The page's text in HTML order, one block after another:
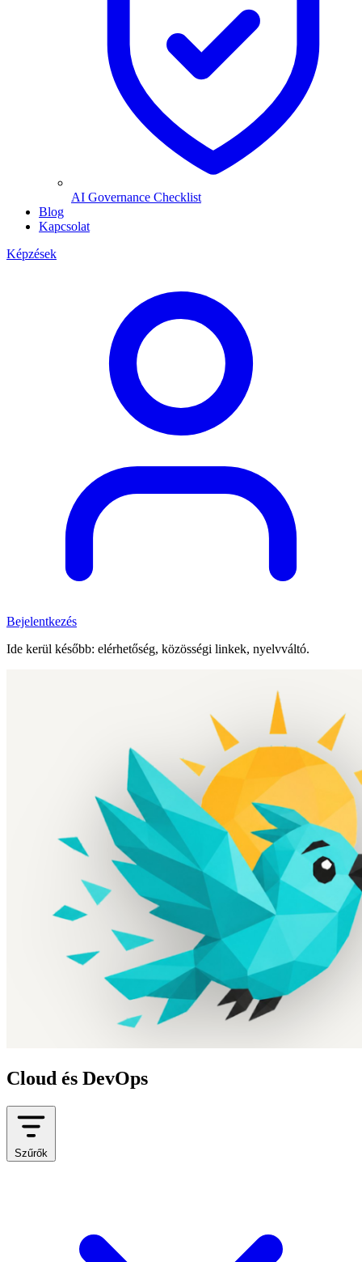
AI Governance Checklist
Blog
Kapcsolat
Képzések
Bejelentkezés
Ide kerül később: elérhetőség, közösségi linkek, nyelvváltó.
Cloud és DevOps
Szűrők